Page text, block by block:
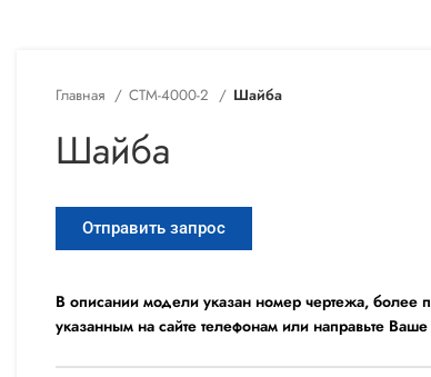
Главная СТМ-4000-2 Шайба
Шайба
Отправить запрос
В описании модели указан номер чертежа,
указанным на сайте телефонам или направьте